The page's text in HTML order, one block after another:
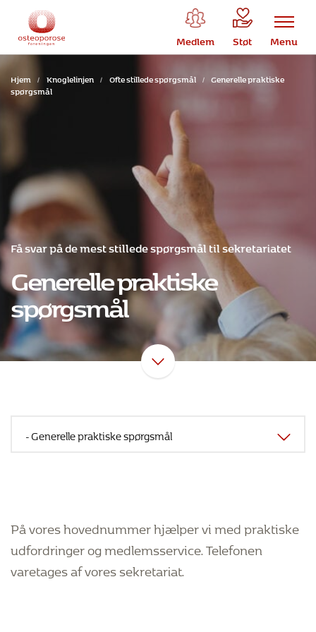
Medlem Støt Menu
Hjem / Knoglelinjen / Ofte stillede spørgsmål / Generelle praktiske
spørgsmål
Få svar på de mest stillede spørgsmål til sekretariatet
Generelle praktiske
spørgsmål
På vores hovednummer hjælper vi med praktiske
udfordringer og medlemsservice. Telefonen
varetages af vores sekretariat.